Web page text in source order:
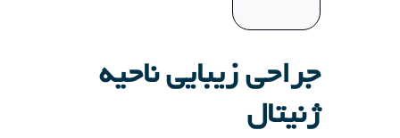
جراحی زیبایی ناحیه
ژنیتال